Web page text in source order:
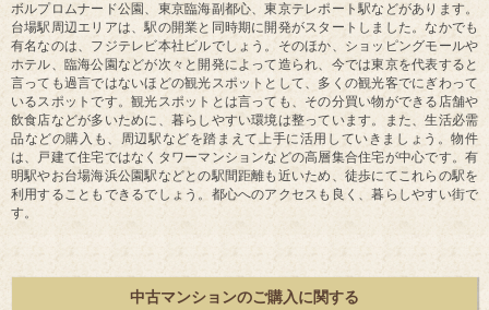
ボルプロムナード公園、東京臨海副都心、東京テレポート駅などがあります。
台場駅周辺エリアは、駅の開業と同時期に開発がスタートしました。なかでも
有名なのは、フジテレビ本社ビルでしょう。そのほか、ショッピングモールや
ホテル、臨海公園などが次々と開発によって造られ、今では東京を代表すると
言っても過言ではないほどの観光スポットとして、多くの観光客でにぎわって
いるスポットです。観光スポットとは言っても、その分買い物ができる店舗や
飲食店などが多いために、暮らしやすい環境は整っています。また、生活必需
品などの購入も、周辺駅などを踏まえて上手に活用していきましょう。物件
は、戸建て住宅ではなくタワーマンションなどの高層集合住宅が中心です。有
明駅やお台場海浜公園駅などとの駅間距離も近いため、徒歩にてこれらの駅を
利用することもできるでしょう。都心へのアクセスも良く、暮らしやすい街で
す。
中古マンションのご購入に関する